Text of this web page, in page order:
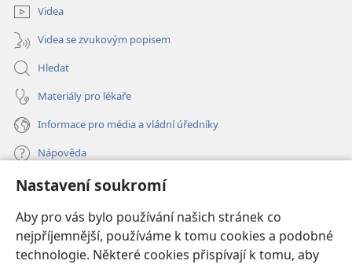
Nastavení soukromí
Aby pro vás bylo používání našich stránek co
nejpříjemnější, používáme k tomu cookies a podobné
technologie. Některé cookies přispívají k tomu, aby
Videa
Videa se zvukovým popisem
Hledat
Materiály pro lékaře
Informace pro média a vládní úředníky
Nápověda
Dary
nové
okno) ONLINE KNIHOVNA Strážné věže
(otevřeno
nové